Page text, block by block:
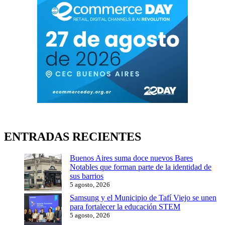
ENTRADAS RECIENTES
Buenos Aires suma doce nuevos Bares
Notables que forman parte de la identidad de
sus barrios
5 agosto, 2026
Samsung y el Municipio de Tafí Viejo se unen
para fortalecer la educación STEM
5 agosto, 2026